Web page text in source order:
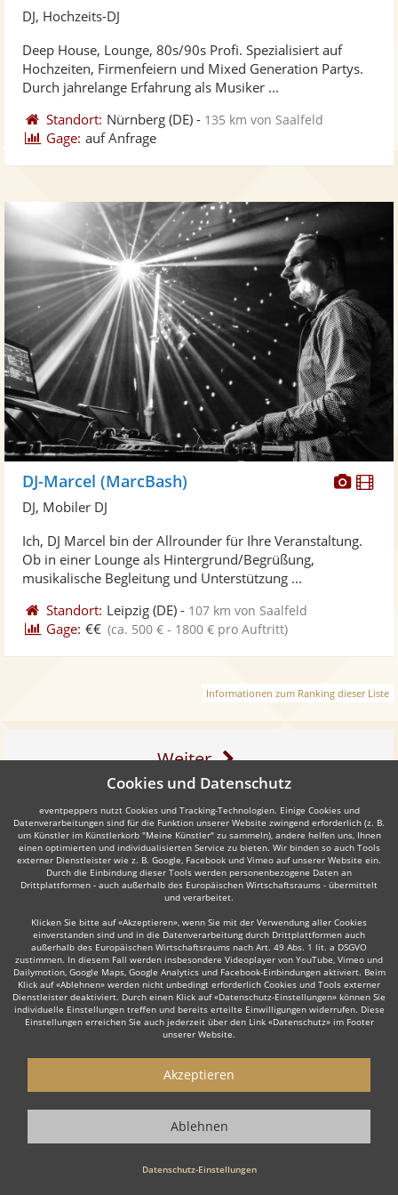
DJ, Hochzeits-DJ
Deep House, Lounge, 80s/90s Profi. Spezialisiert auf
Hochzeiten, Firmenfeiern und Mixed Generation Partys.
Durch jahrelange Erfahrung als Musiker ...
Standort: Nürnberg (DE) - 135 km von Saalfeld
Gage: auf Anfrage
Fotos
DJ-Marcel (MarcBash)
DJ, Mobiler DJ
Ich, DJ Marcel bin der Allrounder für Ihre Veranstaltung.
Ob in einer Lounge als Hintergrund/Begrüßung,
musikalische Begleitung und Unterstützung ...
Standort: Leipzig (DE) - 107 km von Saalfeld
Gage: €€ (ca. 500 € - 1800 € pro Auftritt)
Informationen zum Ranking dieser Liste
Weiter
Auch interessant:
Latin DJane Club DJ Mobiler DJ Rock Tanz- &
Wie funktioniert's?
1. Kostenlos anfragen
Starten Sie mit dem Button 'Kostenlos anfragen' eine Anfrage an die für
Sie interessanten DJs - also z. B. bestimmte Hochzeits DJs. Diesen
Button finden Sie auf den jeweiligen Künstler-Profil-Seiten der
2. Angebote erhalten & Details besprechen
Cookies und Datenschutz
eventpeppers nutzt Cookies und Tracking-Technologien. Einige Cookies und
Datenverarbeitungen sind für die Funktion unserer Website zwingend erforderlich (z. B.
um Künstler im Künstlerkorb "Meine Künstler" zu sammeln), andere helfen uns, Ihnen
einen optimierten und individualisierten Service zu bieten. Wir binden so auch Tools
externer Dienstleister wie z. B. Google, Facebook und Vimeo auf unserer Website ein.
Durch die Einbindung dieser Tools werden personenbezogene Daten an
Drittplattformen - auch außerhalb des Europäischen Wirtschaftsraums - übermittelt
und verarbeitet.
Klicken Sie bitte auf «Akzeptieren», wenn Sie mit der Verwendung aller Cookies
einverstanden sind und in die Datenverarbeitung durch Drittplattformen auch
außerhalb des Europäischen Wirtschaftsraums nach Art. 49 Abs. 1 lit. a DSGVO
zustimmen. In diesem Fall werden insbesondere Videoplayer von YouTube, Vimeo und
Dailymotion, Google Maps, Google Analytics und Facebook-Einbindungen aktiviert. Beim
Klick auf «Ablehnen» werden nicht unbedingt erforderlich Cookies und Tools externer
Dienstleister deaktiviert. Durch einen Klick auf «Datenschutz-Einstellungen» können Sie
individuelle Einstellungen treffen und bereits erteilte Einwilligungen widerrufen. Diese
Einstellungen erreichen Sie auch jederzeit über den Link «Datenschutz» im Footer
unserer Website.
Datenschutz-Einstellungen
Akzeptieren
Ablehnen